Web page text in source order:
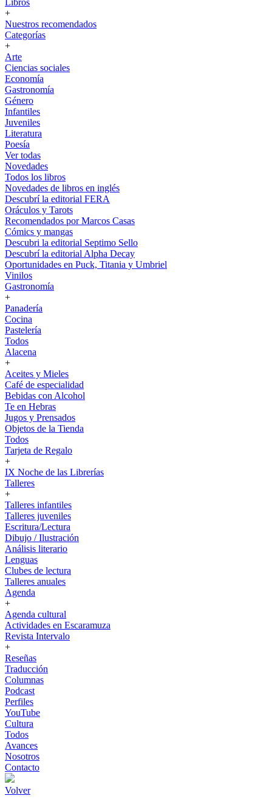
Libros
+
Nuestros recomendados
Categorías
+
Arte
Ciencias sociales
Economía
Gastronomía
Género
Infantiles
Juveniles
Literatura
Poesía
Ver todas
Novedades
Todos los libros
Novedades de libros en inglés
Descubrí la editorial FERA
Oráculos y Tarots
Recomendados por Marcos Casas
Cómics y mangas
Descubri la editorial Septimo Sello
Descubrí la editorial Alpha Decay
Oportunidades en Puck, Titania y Umbriel
Vinilos
Gastronomía
+
Panadería
Cocina
Pastelería
Todos
Alacena
+
Aceites y Mieles
Café de especialidad
Bebidas con Alcohol
Te en Hebras
Jugos y Prensados
Objetos de la Tienda
Todos
Tarjeta de Regalo
+
IX Noche de las Librerías
Talleres
+
Talleres infantiles
Talleres juveniles
Escritura/Lectura
Dibujo / Ilustración
Análisis literario
Lenguas
Clubes de lectura
Talleres anuales
Agenda
+
Agenda cultural
Actividades en Escaramuza
Revista Intervalo
+
Reseñas
Traducción
Columnas
Podcast
Perfiles
YouTube
Cultura
Todos
Avances
Nosotros
Contacto
Volver